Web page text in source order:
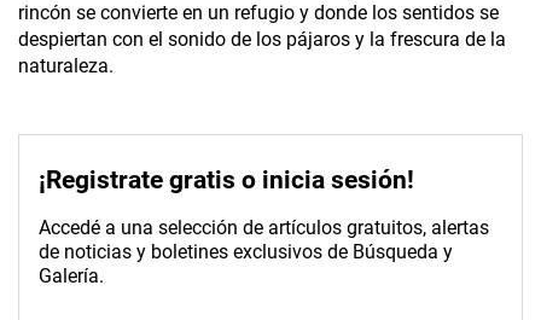
rincón se convierte en un refugio y donde los sentidos se
despiertan con el sonido de los pájaros y la frescura de la
naturaleza.
¡Registrate gratis o inicia sesión!
Accedé a una selección de artículos gratuitos, alertas
de noticias y boletines exclusivos de Búsqueda y
Galería.